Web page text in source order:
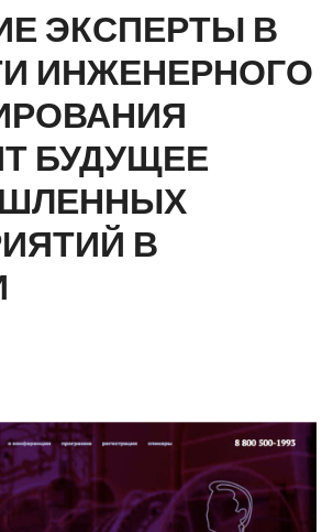
ЭКСПЕРТЫ В
ИНЖЕНЕРНОГО
БУДУЩЕЕ
В